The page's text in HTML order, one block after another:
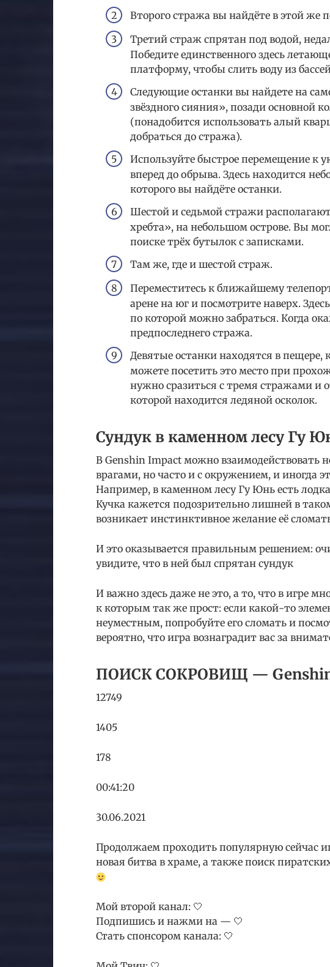
Второго стража вы найдёте в этой же
Третий страж спрятан под водой,
Победите единственного здесь
платформу, чтобы слить воду из
Следующие останки вы найдете на
звёздного сияния», позади основной
(понадобится использовать алый
добраться до стража).
Используйте быстрое перемещение к
вперед до обрыва. Здесь находится
которого вы найдёте останки.
Шестой и седьмой стражи
хребта», на небольшом острове. Вы
поиске трёх бутылок с записками.
Там же, где и шестой страж.
Переместитесь к ближайшему
арене на юг и посмотрите наверх.
по которой можно забраться. Когда
предпоследнего стража.
Девятые останки находятся в пещере,
можете посетить это место при
нужно сразиться с тремя стражами и
которой находится ледяной осколок.
Сундук в каменном лесу Гу
В Genshin Impact можно взаимодействовать
врагами, но часто и с окружением, и иногда
Например, в каменном лесу Гу Юнь есть
Кучка кажется подозрительно лишней в
возникает инстинктивное желание её
И это оказывается правильным решением:
увидите, что в ней был спрятан сундук
И важно здесь даже не это, а то, что в игре
к которым так же прост: если какой-то
неуместным, попробуйте его сломать и
вероятно, что игра вознаградит вас за
ПОИСК СОКРОВИЩ —
12749
1405
178
00:41:20
30.06.2021
Продолжаем проходить популярную сейчас
новая битва в храме, а также поиск
Мой второй канал: 🤍
Подпишись и нажми на — 🤍
Стать спонсором канала: 🤍